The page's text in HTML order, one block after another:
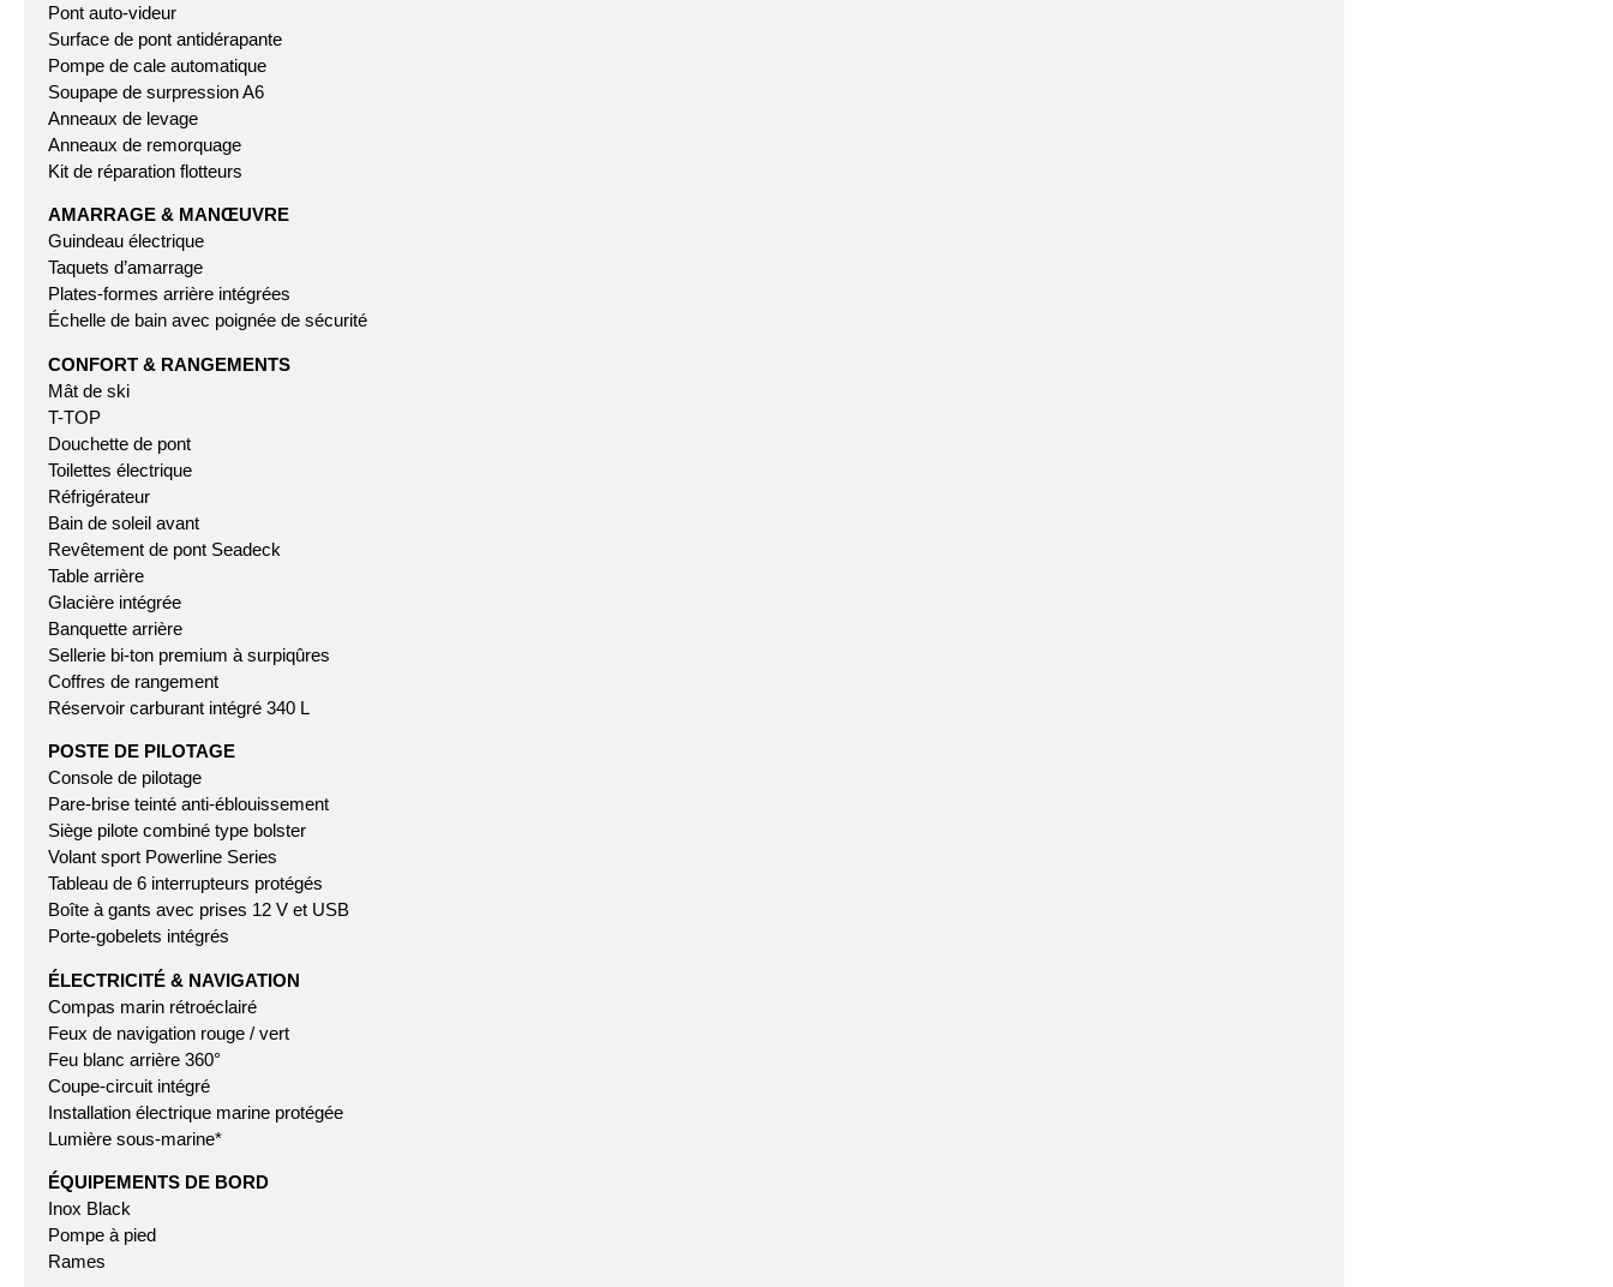
Pont auto-videur
Surface de pont antidérapante
Pompe de cale automatique
Soupape de surpression A6
Anneaux de levage
Anneaux de remorquage
Kit de réparation flotteurs
AMARRAGE & MANŒUVRE
Guindeau électrique
Taquets d’amarrage
Plates-formes arrière intégrées
Échelle de bain avec poignée de sécurité
CONFORT & RANGEMENTS
Mât de ski
T-TOP
Douchette de pont
Toilettes électrique
Réfrigérateur
Bain de soleil avant
Revêtement de pont Seadeck
Table arrière
Glacière intégrée
Banquette arrière
Sellerie bi-ton premium à surpiqûres
Coffres de rangement
Réservoir carburant intégré 340 L
POSTE DE PILOTAGE
Console de pilotage
Pare-brise teinté anti-éblouissement
Siège pilote combiné type bolster
Volant sport Powerline Series
Tableau de 6 interrupteurs protégés
Boîte à gants avec prises 12 V et USB
Porte-gobelets intégrés
ÉLECTRICITÉ & NAVIGATION
Compas marin rétroéclairé
Feux de navigation rouge / vert
Feu blanc arrière 360°
Coupe-circuit intégré
Installation électrique marine protégée
Lumière sous-marine*
ÉQUIPEMENTS DE BORD
Inox Black
Pompe à pied
Rames